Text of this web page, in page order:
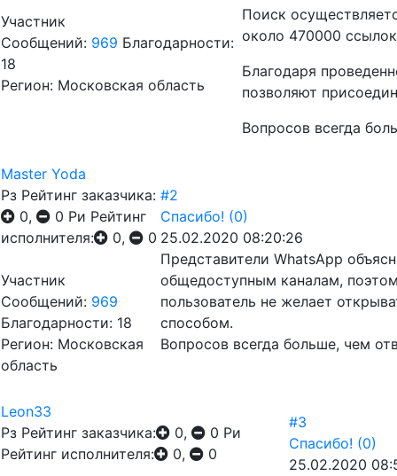
Участник
Сообщений: 969 Благодарности:
18
Регион: Московская область
Поиск
около 470000
Благодаря
позволяют
Вопросов всегда
Master Yoda
Рз Рейтинг заказчика:
0,
0 Ри Рейтинг
исполнителя:
0, 0
Участник
Сообщений: 969
Благодарности: 18
Регион: Московская
область
#2
Спасибо! (0)
25.02.2020 08:20:26
Представители WhatsApp
общедоступным каналам,
пользователь не желает
способом.
Вопросов всегда больше, чем
Leon33
Рз Рейтинг заказчика: 0, 0 Ри
Рейтинг исполнителя:
0, 0
#3
Спасибо! (0)
25.02.2020